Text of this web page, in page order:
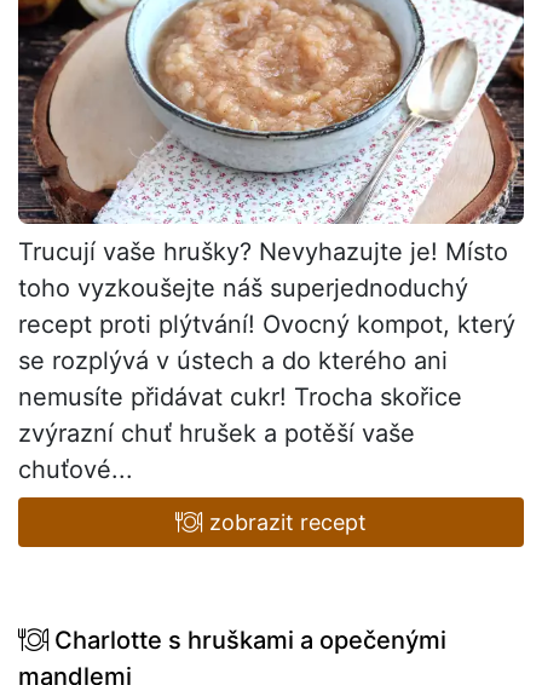
Trucují vaše hrušky? Nevyhazujte je! Místo
toho vyzkoušejte náš superjednoduchý
recept proti plýtvání! Ovocný kompot, který
se rozplývá v ústech a do kterého ani
nemusíte přidávat cukr! Trocha skořice
zvýrazní chuť hrušek a potěší vaše
chuťové...
zobrazit recept
Charlotte s hruškami a opečenými
mandlemi